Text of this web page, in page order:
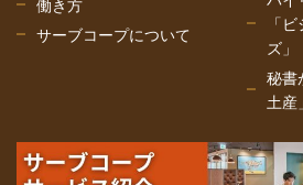
働き方
サーブコープについて
「
ズ」
秘書
土産」